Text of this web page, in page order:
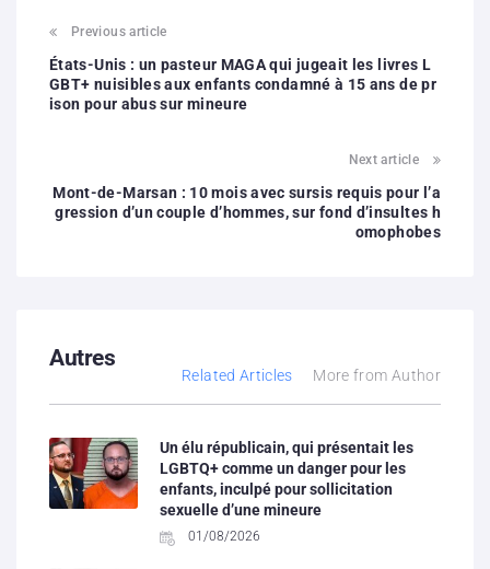
Previous article
États-Unis : un pasteur MAGA qui jugeait les livres L
GBT+ nuisibles aux enfants condamné à 15 ans de pr
ison pour abus sur mineure
Next article
Mont-de-Marsan : 10 mois avec sursis requis pour l’a
gression d’un couple d’hommes, sur fond d’insultes h
omophobes
Autres
Related Articles More from Author
Un élu républicain, qui présentait les
LGBTQ+ comme un danger pour les
enfants, inculpé pour sollicitation
sexuelle d’une mineure
01/08/2026